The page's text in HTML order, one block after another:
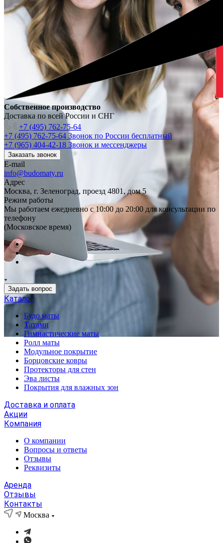
Собственное производство
Доставка по всей России и СНГ
+7 (495) 762-75-64
+7 (495) 762-75-64 Звонок по России бесплатный
+7 (965) 404-42-18 Звонок и мессенджеры
Заказать звонок
E-mail
info@budomaty.ru
Адрес
Москва, г. Зеленоград, проезд 4801, дом 5
Режим работы
Мы работаем ежедневно с 10:00 до 20:00 для консультации по
телефону
(Московское время)
Задать вопрос
Каталог
Будо маты
Татами
Гимнастические маты
Ролл маты
Модульное покрытие
Борцовские ковры
Протекторы для стен
Эва листы
Покрытия для влажных зон
Доставка и оплата
Акции
Компания
О компании
Вопросы и ответы
Отзывы
Реквизиты
Аренда
Отзывы
Контакты
Москва